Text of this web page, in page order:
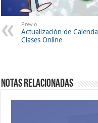
Previo
Actualización de
Clases Online
Notas Relacionadas